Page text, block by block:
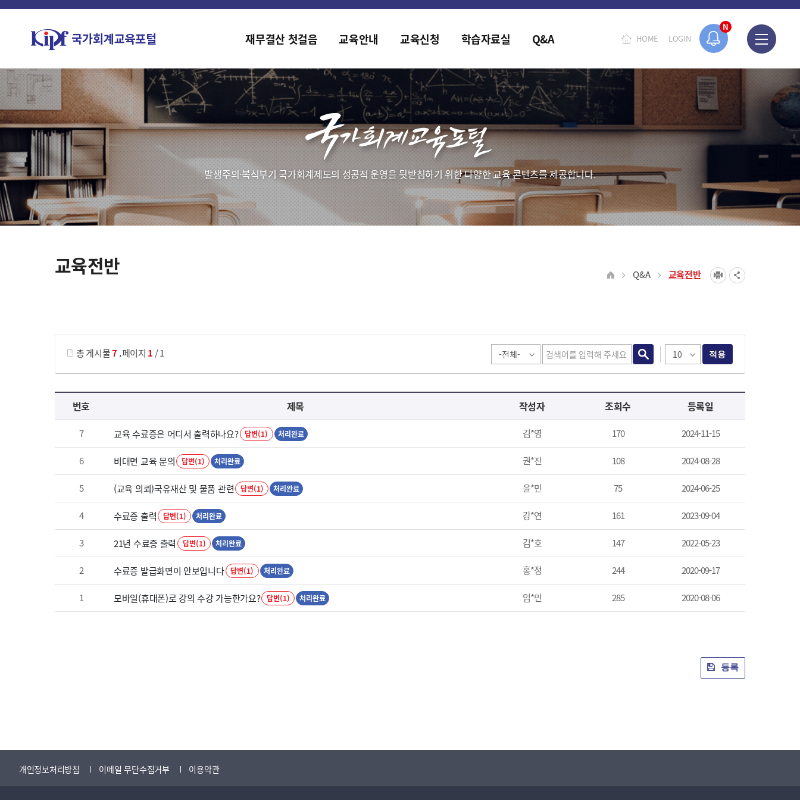
N
홈페이지가 새롭게 개편되었습니다.
HOME LOGIN
재무결산 첫걸음 교육안내 교육신청 학습자료실 Q&A
발생주의·복식부기 국가회계제도의 성공적 운영을 뒷받침하기 위한 다양한 교육 콘텐츠를 제공합니다.
교육전반 Q&A 교육전반
총 게시물7,페이지 1 / 1 적용
교육전반 목록 으로 번호, 제목, 작성자, 조회수, 등록 일로 나열 되고 있습니다.
번호 제목 작성자 조회수 등록일
7 교육 수료증은 어디서 출력하나요? 답변(1) 처리완료 김*영 170 2024-11-15
6 비대면 교육 문의 답변(1) 처리완료 권*진 108 2024-08-28
5 (교육 의뢰)국유재산 및 물품 관련 답변(1) 처리완료 윤*민 75 2024-06-25
4 수료증 출력 답변(1) 처리완료 강*연 161 2023-09-04
3 21년 수료증 출력 답변(1) 처리완료 김*호 147 2022-05-23
2 수료증 발급화면이 안보입니다 답변(1) 처리완료 홍*정 244 2020-09-17
1 모바일(휴대폰)로 강의 수강 가능한가요? 답변(1) 처리완료 임*민 285 2020-08-06
등록
개인정보처리방침 이메일 무단수집거부 이용약관